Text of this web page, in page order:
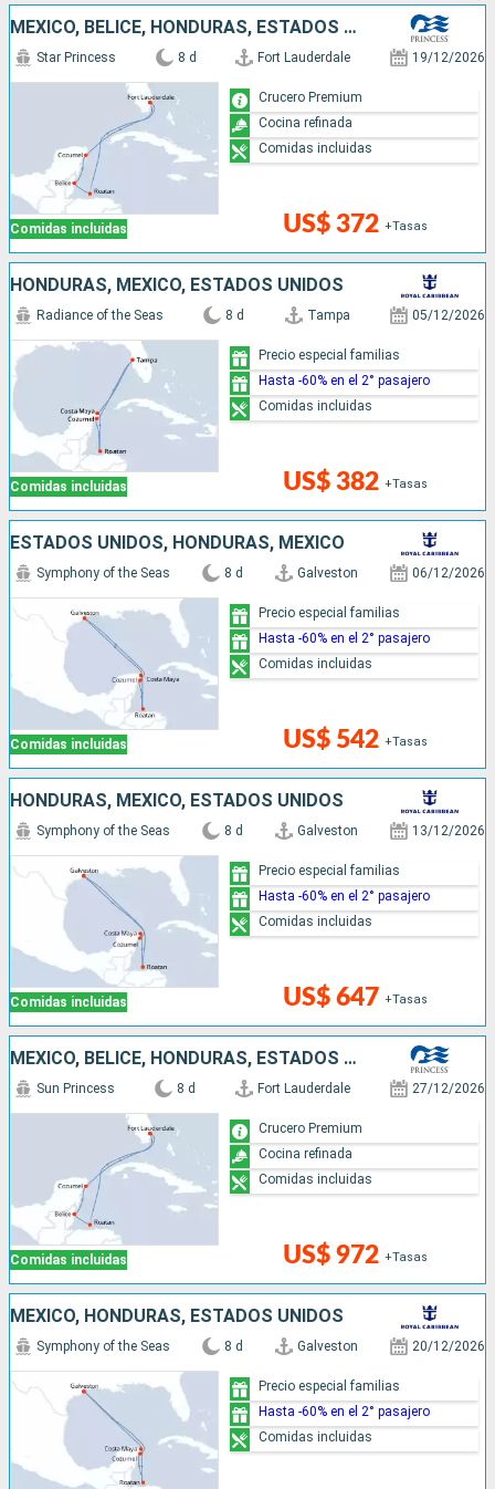
MÉXICO, BELICE, HONDURAS, ESTADOS UNIDOS
Comidas incluidas
Star Princess 8 d Fort Lauderdale 19/12/2026
US$ 372 +Tasas
Crucero Premium
Cocina refinada
Comidas incluidas
HONDURAS, MÉXICO, ESTADOS UNIDOS
Comidas incluidas
Radiance of the Seas 8 d Tampa 05/12/2026
US$ 382 +Tasas
Precio especial familias
Hasta -60% en el 2° pasajero
Comidas incluidas
ESTADOS UNIDOS, HONDURAS, MÉXICO
Comidas incluidas
Symphony of the Seas 8 d Galveston 06/12/2026
US$ 542 +Tasas
Precio especial familias
Hasta -60% en el 2° pasajero
Comidas incluidas
HONDURAS, MÉXICO, ESTADOS UNIDOS
Comidas incluidas
Symphony of the Seas 8 d Galveston 13/12/2026
US$ 647 +Tasas
Precio especial familias
Hasta -60% en el 2° pasajero
Comidas incluidas
MÉXICO, BELICE, HONDURAS, ESTADOS UNIDOS
Comidas incluidas
Sun Princess 8 d Fort Lauderdale 27/12/2026
US$ 972 +Tasas
Crucero Premium
Cocina refinada
Comidas incluidas
MÉXICO, HONDURAS, ESTADOS UNIDOS
Symphony of the Seas 8 d Galveston 20/12/2026
Precio especial familias
Hasta -60% en el 2° pasajero
Comidas incluidas